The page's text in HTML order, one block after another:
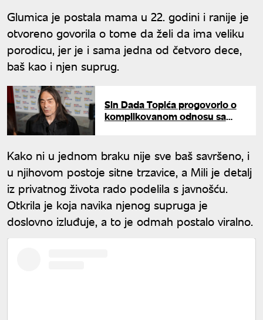
Glumica je postala mama u 22. godini i ranije je
otvoreno govorila o tome da želi da ima veliku
porodicu, jer je i sama jedna od četvoro dece,
baš kao i njen suprug.
Sin Dada Topića progovorio o
komplikovanom odnosu sa
Kako ni u jednom braku nije sve baš savršeno, i
u njihovom postoje sitne trzavice, a Mili je detalj
iz privatnog života rado podelila s javnošću.
Otkrila je koja navika njenog supruga je
doslovno izluđuje, a to je odmah postalo viralno.